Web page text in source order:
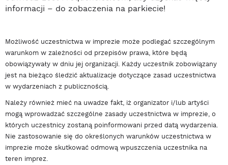
informacji – do zobaczenia na parkiecie!
Możliwość uczestnictwa w imprezie może podlegać szczególnym
warunkom w zależności od przepisów prawa, które będą
obowiązywały w dniu jej organizacji. Każdy uczestnik zobowiązany
jest na bieżąco śledzić aktualizacje dotyczące zasad uczestnictwa
w wydarzeniach z publicznością.
Należy również mieć na uwadze fakt, iż organizator i/lub artyści
mogą wprowadzać szczególne zasady uczestnictwa w imprezie, o
których uczestnicy zostaną poinformowani przed datą wydarzenia.
Nie zastosowanie się do określonych warunków uczestnictwa w
imprezie może skutkować odmową wpuszczenia uczestnika na
teren imprez.